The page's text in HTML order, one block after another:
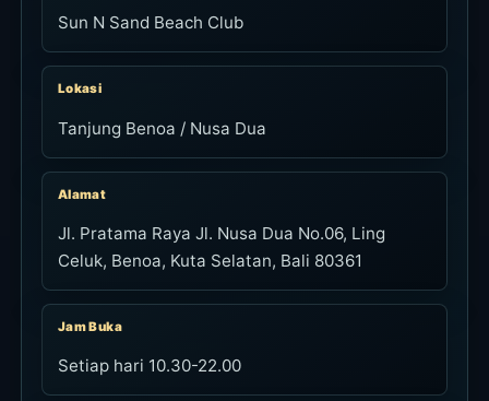
Sun N Sand Beach Club
Lokasi
Tanjung Benoa / Nusa Dua
Alamat
Jl. Pratama Raya Jl. Nusa Dua No.06, Ling
Celuk, Benoa, Kuta Selatan, Bali 80361
Jam Buka
Setiap hari 10.30-22.00